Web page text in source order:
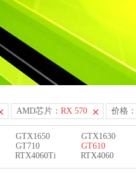
AMD芯片： RX 570 价格：
GTX1650 GTX1630
GT710 GT610
RTX4060Ti RTX4060